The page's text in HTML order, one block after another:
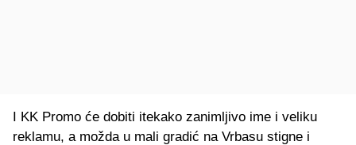
I KK Promo će dobiti itekako zanimljivo ime i veliku
reklamu, a možda u mali gradić na Vrbasu stigne i